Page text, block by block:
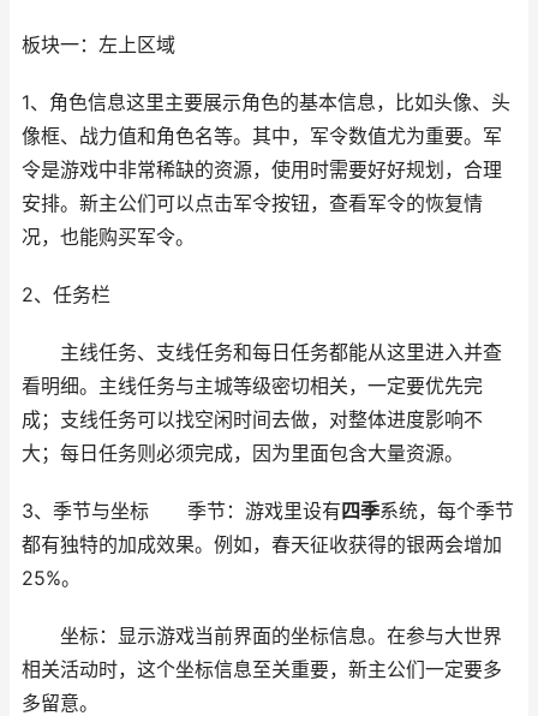
板块一：左上区域
1、角色信息这里主要展示角色的基本信息，比如头像、头
像框、战力值和角色名等。其中，军令数值尤为重要。军
令是游戏中非常稀缺的资源，使用时需要好好规划，合理
安排。新主公们可以点击军令按钮，查看军令的恢复情
况，也能购买军令。
2、任务栏
主线任务、支线任务和每日任务都能从这里进入并查
看明细。主线任务与主城等级密切相关，一定要优先完
成；支线任务可以找空闲时间去做，对整体进度影响不
大；每日任务则必须完成，因为里面包含大量资源。
3、季节与坐标 季节：游戏里设有四季系统，每个季节
都有独特的加成效果。例如，春天征收获得的银两会增加
25%。
坐标：显示游戏当前界面的坐标信息。在参与大世界
相关活动时，这个坐标信息至关重要，新主公们一定要多
多留意。